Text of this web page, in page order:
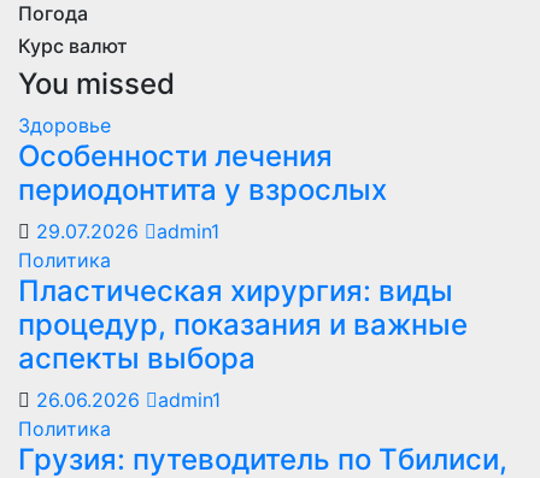
Погода
Курс валют
You missed
Здоровье
Особенности лечения
периодонтита у взрослых
29.07.2026
admin1
Политика
Пластическая хирургия: виды
процедур, показания и важные
аспекты выбора
26.06.2026
admin1
Политика
Грузия: путеводитель по Тбилиси,